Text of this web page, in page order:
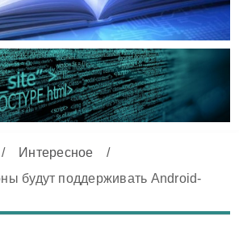
/ Интересное
/
будут поддерживать Android-